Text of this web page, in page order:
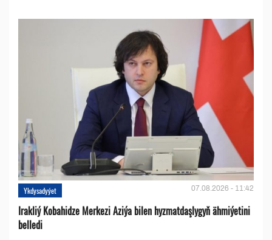
Ykdysadyýet 07.08.2026 - 11:42
Irakliý Kobahidze Merkezi Aziýa bilen hyzmatdaşlygyň ähmiýetini
belledi